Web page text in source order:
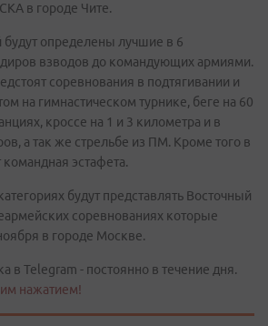
в городе Чите.
будут определены лучшие в 6
взводов до командующих армиями.
соревнования в подтягивании и
на гимнастическом турнике, беге на 60
кроссе на 1 и 3 километра и в
а так же стрельбе из ПМ. Кроме того в
эстафета.
будут представлять Восточный
соревнованиях которые
в городе Москве.
в Telegram - постоянно в течение дня.
нажатием!